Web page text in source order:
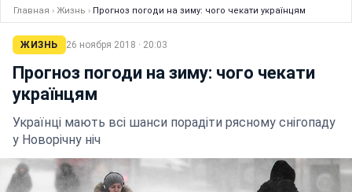
Главная › Жизнь › Прогноз погоди на зиму: чого чекати українцям
ЖИЗНЬ 26 ноября 2018 · 20:03
Прогноз погоди на зиму: чого чекати
українцям
Українці мають всі шанси порадіти рясному снігопаду
у Новорічну ніч